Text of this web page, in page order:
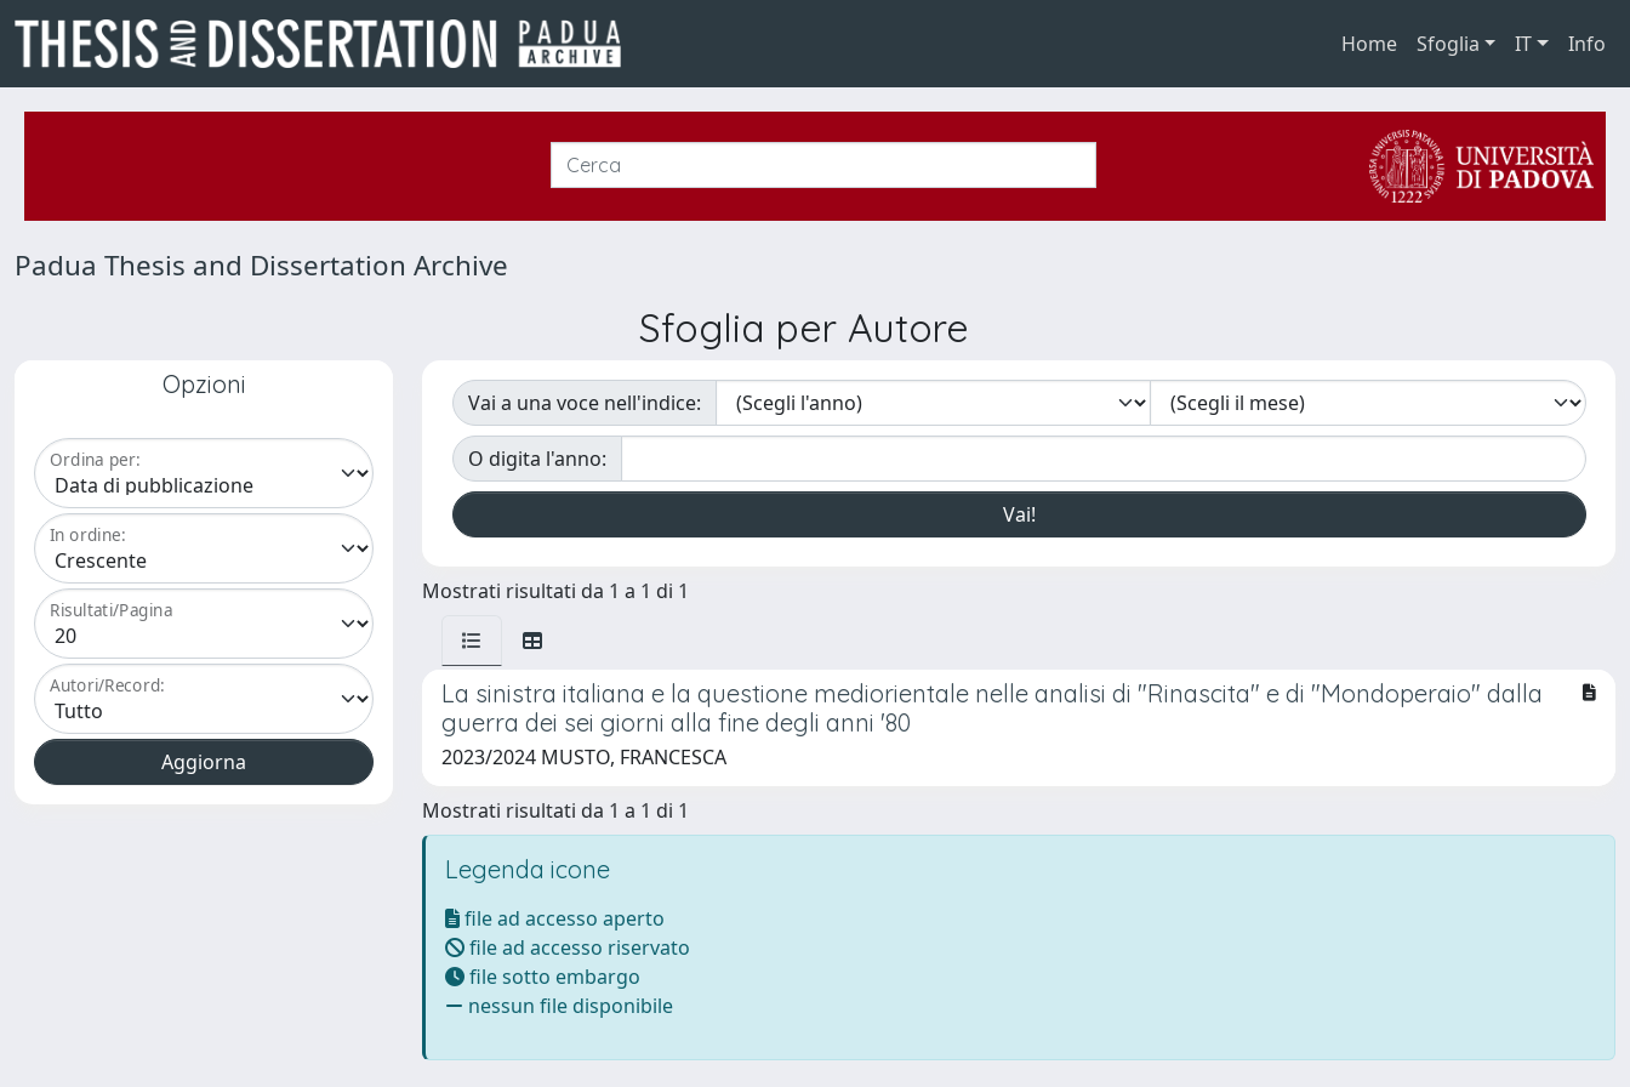
Home Sfoglia IT Info
Padua Thesis and Dissertation Archive
Sfoglia per Autore
Opzioni
Ordina per:
In ordine:
Risultati/Pagina
Autori/Record:
Vai a una voce nell'indice:
O digita l'anno:
Mostrati risultati da 1 a 1 di 1
La sinistra italiana e la questione mediorientale nelle analisi di "Rinascita" e di "Mondoperaio" dalla
guerra dei sei giorni alla fine degli anni '80
2023/2024 MUSTO, FRANCESCA
Mostrati risultati da 1 a 1 di 1
Legenda icone
file ad accesso aperto
file ad accesso riservato
file sotto embargo
nessun file disponibile